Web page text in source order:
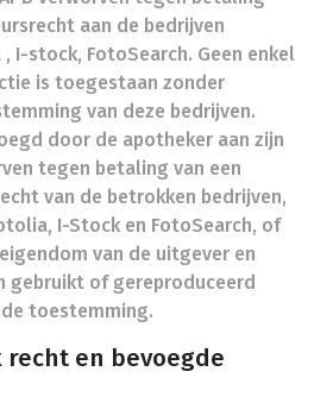
aan de bedrijven
I-stock, FotoSearch. Geen enkel
is toegestaan zonder
van deze bedrijven.
door de apotheker aan zijn
tegen betaling van een
van de betrokken bedrijven,
I-Stock en FotoSearch, of
van de uitgever en
gebruikt of gereproduceerd
toestemming.
recht en bevoegde